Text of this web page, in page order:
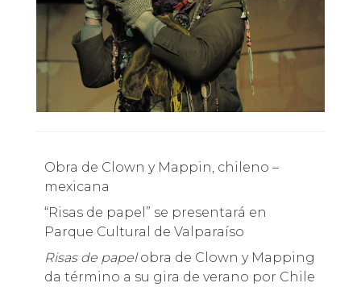
Obra de Clown y Mappin, chileno –
mexicana
“Risas de papel” se presentará en
Parque Cultural de Valparaíso
Risas de papelobra de Clown y Mapping
da término a su gira de verano por Chile